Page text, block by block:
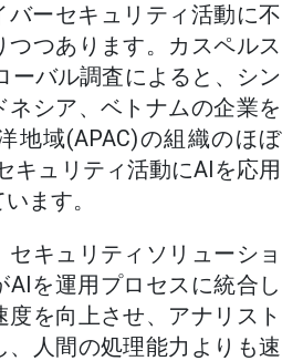
バーセキュリティ活動に不
つつあります。カスペルス
ーバル調査によると、シン
ネシア、ベトナムの企業を
地域(APAC)の組織のほぼ
キュリティ活動にAIを応用
ます。
セキュリティソリューショ
AIを運用プロセスに統合し
を向上させ、アナリスト
、人間の処理能力よりも速